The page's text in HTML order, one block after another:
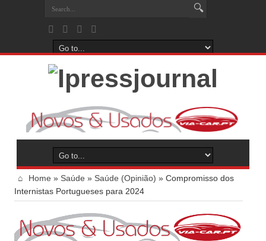
Home » Saúde » Saúde (Opinião) » Compromisso dos
Internistas Portugueses para 2024